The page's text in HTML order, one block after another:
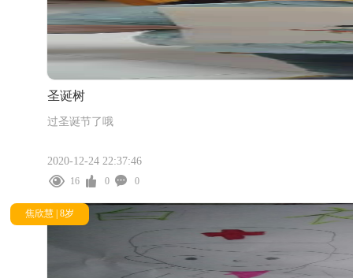
圣诞树
过圣诞节了哦
2020-12-24 22:37:46
16 0 0
焦欣慧 | 8岁